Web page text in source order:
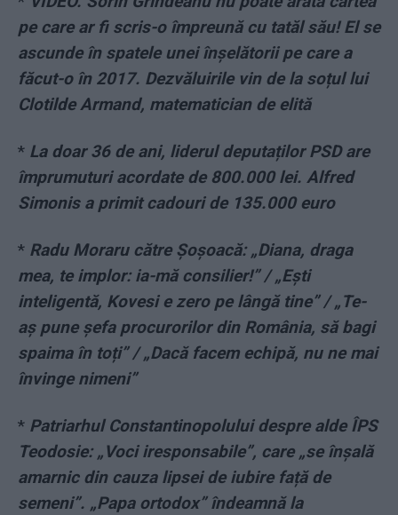
pe care ar fi scris-o împreună cu tatăl său! El se
ascunde în spatele unei înșelătorii pe care a
făcut-o în 2017. Dezvăluirile vin de la soțul lui
Clotilde Armand, matematician de elită
* La doar 36 de ani, liderul deputaților PSD are
împrumuturi acordate de 800.000 lei. Alfred
Simonis a primit cadouri de 135.000 euro
* Radu Moraru către Șoșoacă: „Diana, draga
mea, te implor: ia-mă consilier!” / „Ești
inteligentă, Kovesi e zero pe lângă tine” / „Te-
aș pune șefa procurorilor din România, să bagi
spaima în toți” / „Dacă facem echipă, nu ne mai
învinge nimeni”
* Patriarhul Constantinopolului despre alde ÎPS
Teodosie: „Voci iresponsabile”, care „se înșală
amarnic din cauza lipsei de iubire față de
semeni”. „Papa ortodox” îndeamnă la